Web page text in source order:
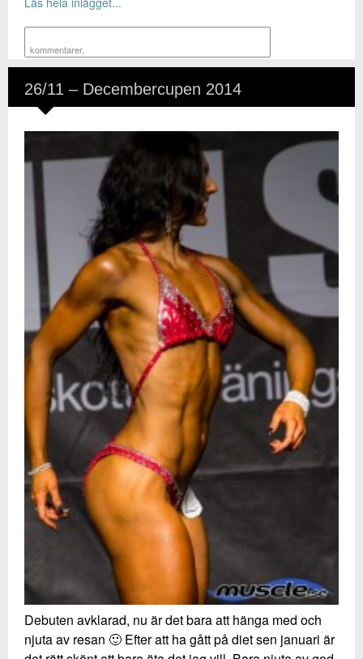
kommentarer,
26/11 – Decembercupen 2014
Debuten avklarad, nu är det bara att hänga med och
njuta av resan 🙂 Efter att ha gått på diet sen januari är